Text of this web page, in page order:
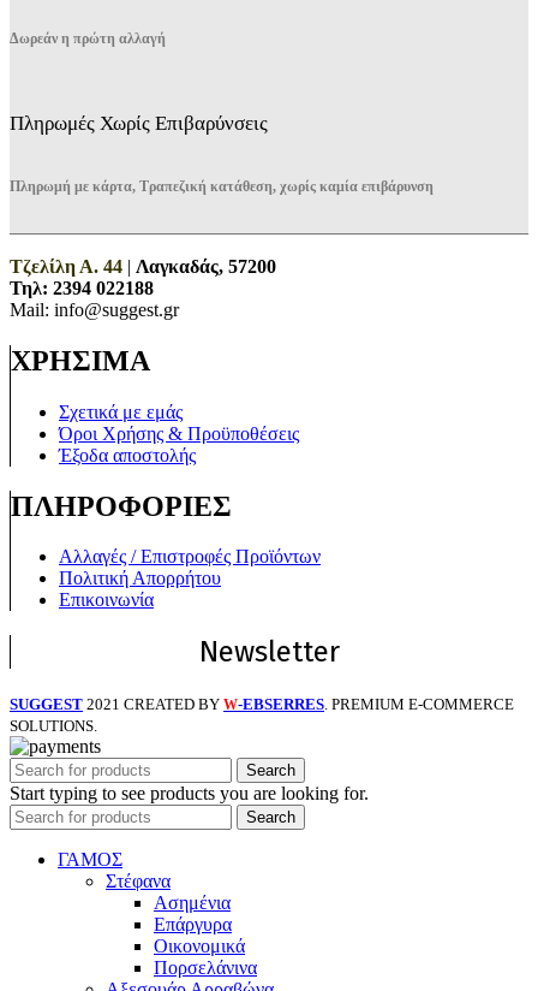
Δωρεάν η πρώτη αλλαγή
Πληρωμές Χωρίς Επιβαρύνσεις
Πληρωμή με κάρτα, Τραπεζική κατάθεση, χωρίς καμία επιβάρυνση
Τζελίλη Α. 44 | Λαγκαδάς, 57200
Τηλ: 2394 022188
Mail: info@suggest.gr
ΧΡΗΣΙΜΑ
Σχετικά με εμάς
Όροι Χρήσης & Προϋποθέσεις
Έξοδα αποστολής
ΠΛΗΡΟΦΟΡΙΕΣ
Αλλαγές / Επιστροφές Προϊόντων
Πολιτική Απορρήτου
Επικοινωνία
Newsletter
SUGGEST 2021 CREATED BY W-EBSERRES. PREMIUM E-COMMERCE
SOLUTIONS.
Search
Start typing to see products you are looking for.
Search
ΓΑΜΟΣ
Στέφανα
Ασημένια
Επάργυρα
Οικονομικά
Πορσελάνινα